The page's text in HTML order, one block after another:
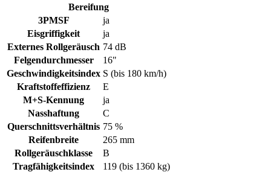
Bereifung
3PMSF
ja
Eisgriffigkeit
ja
Externes Rollgeräusch 74 dB
Felgendurchmesser
16"
Geschwindigkeitsindex S (bis 180 km/h)
Kraftstoffeffizienz
E
M+S-Kennung
ja
Nasshaftung
C
Querschnittsverhältnis 75 %
Reifenbreite
265 mm
Rollgeräuschklasse
B
Tragfähigkeitsindex
119 (bis 1360 kg)